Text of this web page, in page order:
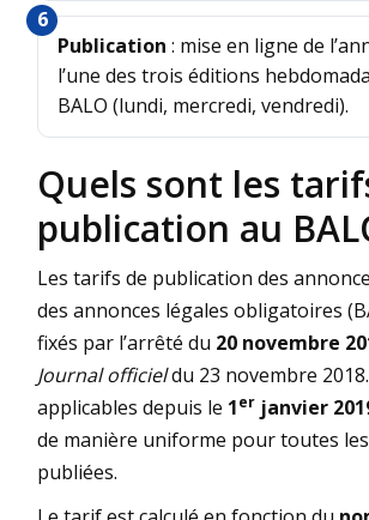
Publication : mise en ligne de
l’une des trois éditions
BALO (lundi, mercredi, vendredi).
Quels sont les
publication au
Les tarifs de publication des
des annonces légales obligatoires
fixés par l’arrêté du 20 novembre
Journal officieldu 23 novembre
applicables depuis le 1er janvier
de manière uniforme pour toutes
publiées.